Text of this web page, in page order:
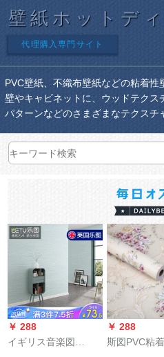
壁紙ホットデ
代理購入専門サイト
PVC壁紙、不織布壁紙などの粘着
壁やキャビネットに、ウッドテク
パターンなどのさまざまなテクスチ
￥ 288
イギリス音楽図
￥ 288
斯図PVC粘着